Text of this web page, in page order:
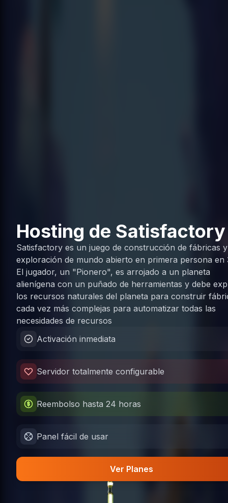
Hosting de Satisfactory
Satisfactory es un juego de construcción de fábricas y
exploración de mundo abierto en primera persona en
El jugador, un "Pionero", es arrojado a un planeta
alienígena con un puñado de herramientas y debe
los recursos naturales del planeta para construir
cada vez más complejas para automatizar todas las
necesidades de recursos
Activación inmediata
Servidor totalmente configurable
Reembolso hasta 24 horas
Panel fácil de usar
Ver Planes